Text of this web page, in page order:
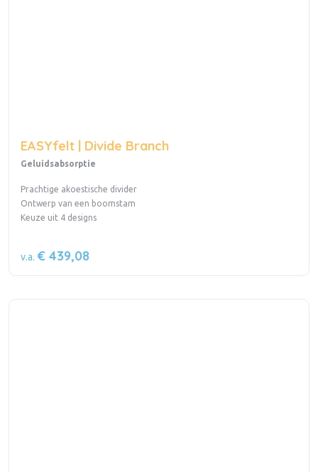
EASYfelt | Divide Branch
Geluidsabsorptie
Prachtige akoestische divider
Ontwerp van een boomstam
Keuze uit 4 designs
v.a. € 439,08